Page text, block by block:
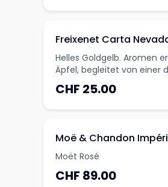
Freixenet Carta
Helles Goldgelb. Aromen
Äpfel, begleitet von einer
Wirkt im Gaumen voll und
im Abgang.
CHF 25.00
Moë & Chandon
Moët Rosé
CHF 89.00